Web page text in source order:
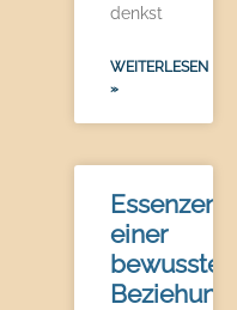
denkst
WEITERLESEN
»
Essenzen
einer
bewussten
Beziehung